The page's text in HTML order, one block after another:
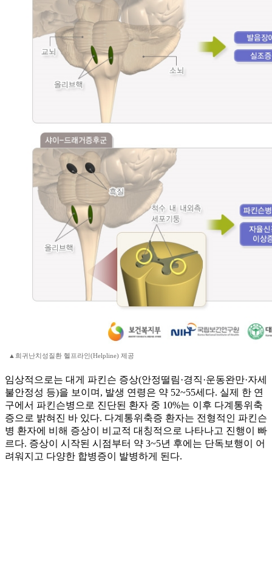
▲희귀난치성질환 헬프라인(Helpline) 제공
임상적으로는 대게 파킨슨 증상(안정떨림·경직·운동완만·자세
불안정성 등)을 보이며, 발생 연령은 약 52~55세다. 실제 한 연
구에서 파킨슨병으로 진단된 환자 중 10%는 이후 다계통위축
증으로 밝혀진 바 있다. 다계통위축증 환자는 전형적인 파킨슨
병 환자에 비해 증상이 비교적 대칭적으로 나타나고 진행이 빠
르다. 증상이 시작된 시점부터 약 3~5년 후에는 단독보행이 어
려워지고 다양한 합병증이 발병하게 된다.